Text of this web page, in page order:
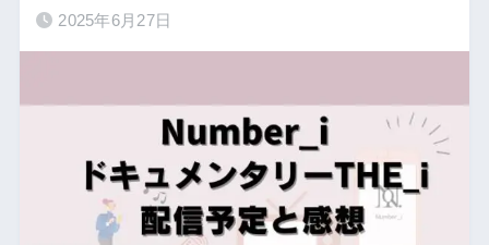
2025年6月27日